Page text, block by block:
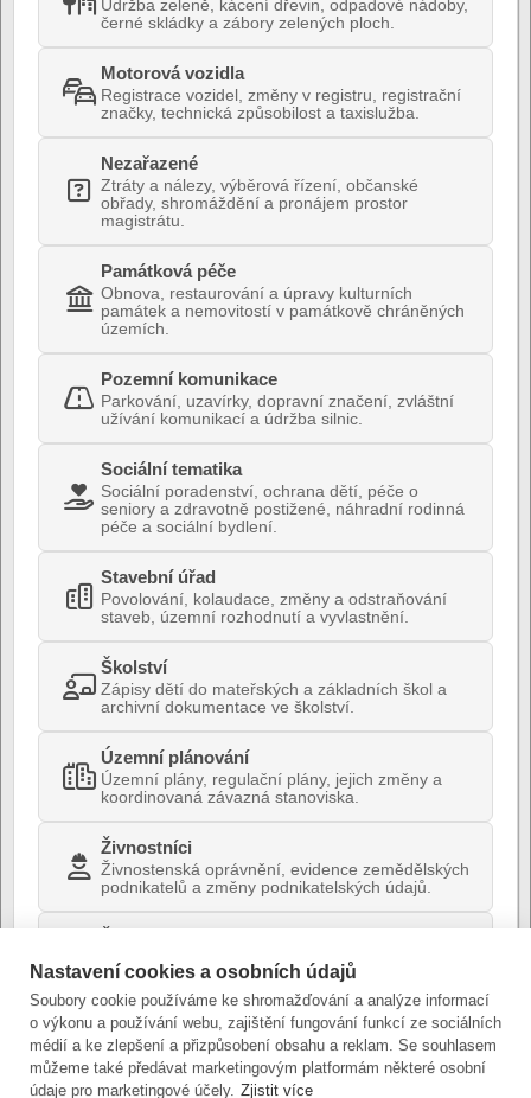
Údržba zeleně, kácení dřevin, odpadové nádoby,
černé skládky a zábory zelených ploch.
Motorová vozidla
Registrace vozidel, změny v registru, registrační
značky, technická způsobilost a taxislužba.
Nezařazené
Ztráty a nálezy, výběrová řízení, občanské
obřady, shromáždění a pronájem prostor
magistrátu.
Památková péče
Obnova, restaurování a úpravy kulturních
památek a nemovitostí v památkově chráněných
územích.
Pozemní komunikace
Parkování, uzavírky, dopravní značení, zvláštní
užívání komunikací a údržba silnic.
Sociální tematika
Sociální poradenství, ochrana dětí, péče o
seniory a zdravotně postižené, náhradní rodinná
péče a sociální bydlení.
Stavební úřad
Povolování, kolaudace, změny a odstraňování
staveb, územní rozhodnutí a vyvlastnění.
Školství
Zápisy dětí do mateřských a základních škol a
archivní dokumentace ve školství.
Územní plánování
Územní plány, regulační plány, jejich změny a
koordinovaná závazná stanoviska.
Živnostníci
Živnostenská oprávnění, evidence zemědělských
podnikatelů a změny podnikatelských údajů.
Ochrana přírody, kácení dřevin, vodní
hospodářství, ovzduší, odpady a environmentální
stanoviska.
Nastavení cookies a osobních údajů
Soubory cookie používáme ke shromažďování a analýze informací
o výkonu a používání webu, zajištění fungování funkcí ze sociálních
médií a ke zlepšení a přizpůsobení obsahu a reklam. Se souhlasem
můžeme také předávat marketingovým platformám některé osobní
údaje pro marketingové účely. Zjistit více